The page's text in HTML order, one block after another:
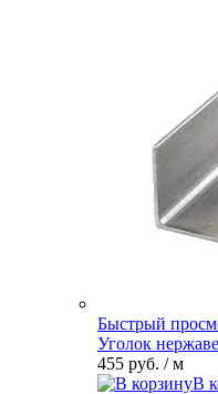
Быстрый
Уголок
455 руб. / м
В